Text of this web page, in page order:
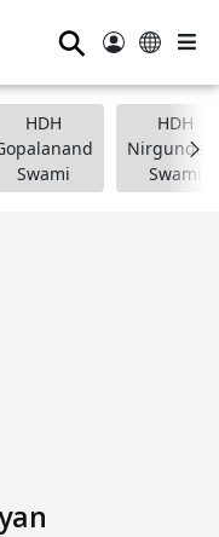
⚲
HDH
Swami
HDH
Swami